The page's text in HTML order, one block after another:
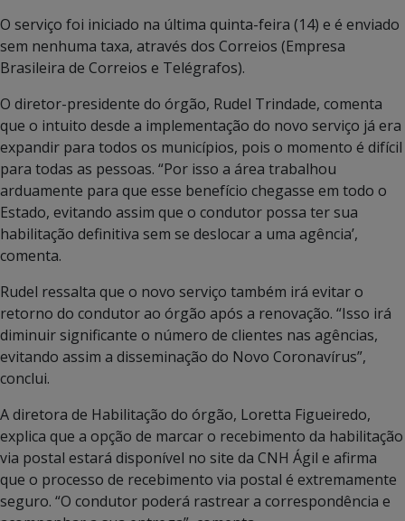
O serviço foi iniciado na última quinta-feira (14) e é enviado
sem nenhuma taxa, através dos Correios (Empresa
Brasileira de Correios e Telégrafos).
O diretor-presidente do órgão, Rudel Trindade, comenta
que o intuito desde a implementação do novo serviço já era
expandir para todos os municípios, pois o momento é difícil
para todas as pessoas. “Por isso a área trabalhou
arduamente para que esse benefício chegasse em todo o
Estado, evitando assim que o condutor possa ter sua
habilitação definitiva sem se deslocar a uma agência’,
comenta.
Rudel ressalta que o novo serviço também irá evitar o
retorno do condutor ao órgão após a renovação. “Isso irá
diminuir significante o número de clientes nas agências,
evitando assim a disseminação do Novo Coronavírus”,
conclui.
A diretora de Habilitação do órgão, Loretta Figueiredo,
explica que a opção de marcar o recebimento da habilitação
via postal estará disponível no site da CNH Ágil e afirma
que o processo de recebimento via postal é extremamente
seguro. “O condutor poderá rastrear a correspondência e